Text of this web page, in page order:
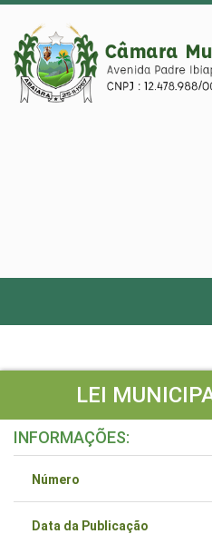
LEI
INFORMAÇÕES:
Número
Data da Publicação